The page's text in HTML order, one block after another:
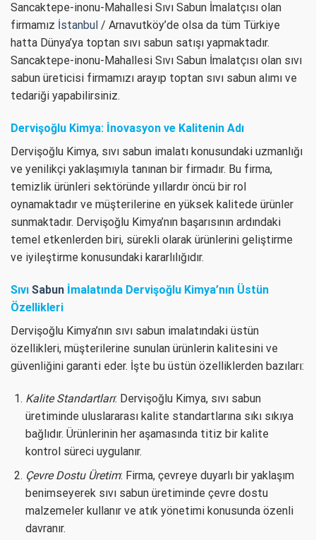
Sancaktepe-inonu-Mahallesi Sıvı Sabun İmalatçısı olan
firmamız İstanbul / Arnavutköy’de olsa da tüm Türkiye
hatta Dünya’ya toptan sıvı sabun satışı yapmaktadır.
Sancaktepe-inonu-Mahallesi Sıvı Sabun İmalatçısı olan sıvı
sabun üreticisi firmamızı arayıp toptan sıvı sabun alımı ve
tedariği yapabilirsiniz.
Dervişoğlu Kimya: İnovasyon ve Kalitenin Adı
Dervişoğlu Kimya, sıvı sabun imalatı konusundaki uzmanlığı
ve yenilikçi yaklaşımıyla tanınan bir firmadır. Bu firma,
temizlik ürünleri sektöründe yıllardır öncü bir rol
oynamaktadır ve müşterilerine en yüksek kalitede ürünler
sunmaktadır. Dervişoğlu Kimya’nın başarısının ardındaki
temel etkenlerden biri, sürekli olarak ürünlerini geliştirme
ve iyileştirme konusundaki kararlılığıdır.
Sıvı Sabun İmalatında Dervişoğlu Kimya’nın Üstün
Özellikleri
Dervişoğlu Kimya’nın sıvı sabun imalatındaki üstün
özellikleri, müşterilerine sunulan ürünlerin kalitesini ve
güvenliğini garanti eder. İşte bu üstün özelliklerden bazıları:
Kalite Standartları: Dervişoğlu Kimya, sıvı sabun
üretiminde uluslararası kalite standartlarına sıkı sıkıya
bağlıdır. Ürünlerinin her aşamasında titiz bir kalite
kontrol süreci uygulanır.
Çevre Dostu Üretim: Firma, çevreye duyarlı bir yaklaşım
benimseyerek sıvı sabun üretiminde çevre dostu
malzemeler kullanır ve atık yönetimi konusunda özenli
davranır.